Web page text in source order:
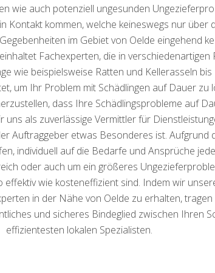
wie auch potenziell ungesunden
Kontakt kommen, welche keineswegs nur
im Gebiet von Oelde eingehend
Fachexperten, die in
wie beispielsweise Ratten und Kellerasseln
um Ihr Problem mit Schädlingen auf Dauer zu
dass Ihre Schädlingsprobleme auf
als zuverlässige Vermittler für
Auftraggeber etwas Besonderes ist.
individuell auf die Bedarfe und Ansprüche
oder auch um ein größeres
wie kosteneffizient sind. Indem wir
in der Nähe von Oelde zu erhalten,
und sicheres Bindeglied zwischen Ihren
effizientesten lokalen Spezialisten.